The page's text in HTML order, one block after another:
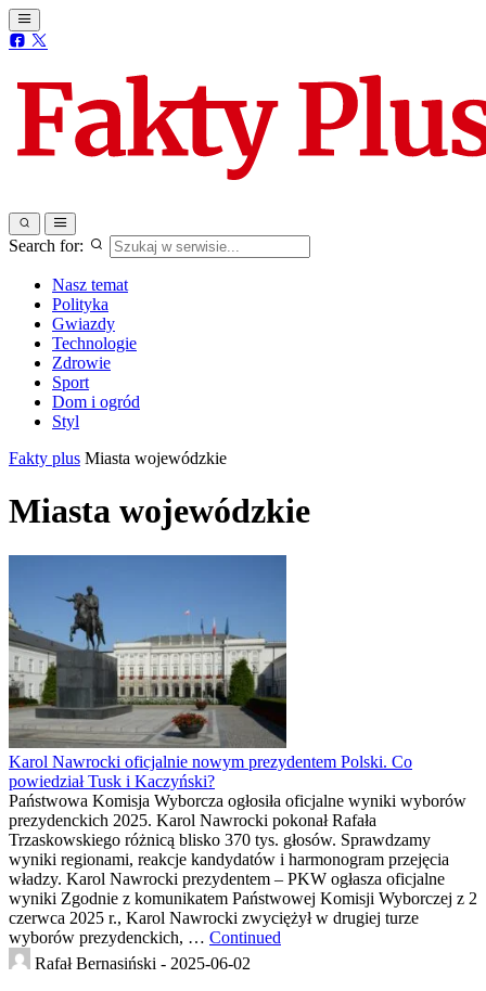
Search for:
Nasz temat
Polityka
Gwiazdy
Technologie
Zdrowie
Sport
Dom i ogród
Styl
Fakty plus Miasta wojewódzkie
Miasta wojewódzkie
Karol Nawrocki oficjalnie nowym prezydentem Polski. Co
powiedział Tusk i Kaczyński?
Państwowa Komisja Wyborcza ogłosiła oficjalne wyniki wyborów
prezydenckich 2025. Karol Nawrocki pokonał Rafała
Trzaskowskiego różnicą blisko 370 tys. głosów. Sprawdzamy
wyniki regionami, reakcje kandydatów i harmonogram przejęcia
władzy. Karol Nawrocki prezydentem – PKW ogłasza oficjalne
wyniki Zgodnie z komunikatem Państwowej Komisji Wyborczej z 2
czerwca 2025 r., Karol Nawrocki zwyciężył w drugiej turze
wyborów prezydenckich, … Continued
Rafał Bernasiński - 2025-06-02